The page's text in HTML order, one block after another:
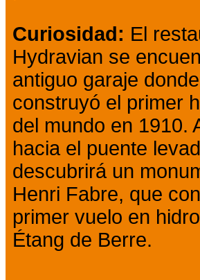
Curiosidad: El
Hydravian se
antiguo garaje
construyó el primer
del mundo en 1910.
hacia el puente
descubrirá un
Henri Fabre, que
primer vuelo en
Étang de Berre.